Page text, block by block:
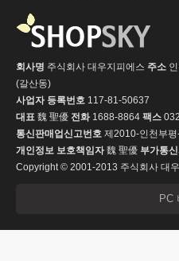
회사명 주식회사 대우지피에스 주소
(갈산동)
사업자 등록번호 117-81-50637
대표 魏 聖優 전화1688-8864 팩스
통신판매업신고번호 제2010-인천부
개인정보 보호책임자魏 聖優 부가통
Copyright © 2001-2013 주식회사 대
PC